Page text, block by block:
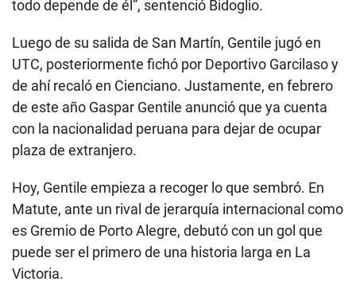
todo depende de él”, sentenció Bidoglio.
Luego de su salida de San Martín, Gentile jugó en
UTC, posteriormente fichó por Deportivo Garcilaso y
de ahí recaló en Cienciano. Justamente, en febrero
de este año Gaspar Gentile anunció que ya cuenta
con la nacionalidad peruana para dejar de ocupar
plaza de extranjero.
Hoy, Gentile empieza a recoger lo que sembró. En
Matute, ante un rival de jerarquía internacional como
es Gremio de Porto Alegre, debutó con un gol que
puede ser el primero de una historia larga en La
Victoria.